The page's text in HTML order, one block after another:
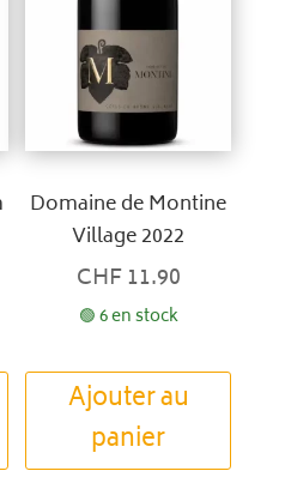
Domaine de Montine
Village 2022
CHF11.90
🟢 6 en stock
Ajouter au
panier